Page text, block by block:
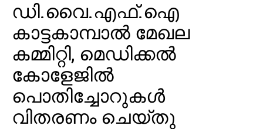
ഡി.വൈ.എഫ്.ഐ
കാട്ടകാമ്പാല്‍ മേഖല
കമ്മിറ്റി, മെഡിക്കല്‍
കോളേജില്‍
പൊതിച്ചോറുകള്‍
വിതരണം ചെയ്തു